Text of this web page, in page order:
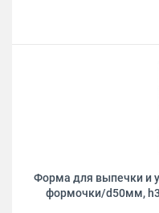
Форма для выпечки и
формочки/d50мм,